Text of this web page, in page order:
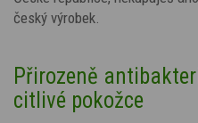
český výrobek.
Přirozeně
citlivé pokožce